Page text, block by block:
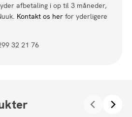
afbetaling i op til 3 måneder,
Kontakt os her for yderligere
32 21 76